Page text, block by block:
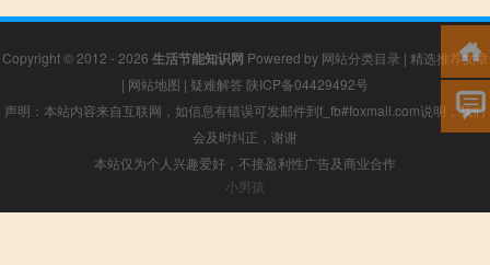
Copyright © 2012 - 2026 生活节能知识网 Powered by 网站分类目录 | 精选推荐文章
| 网站地图 | 疑难解答 陕ICP备04429492号
声明：本站内容来自互联网，如信息有错误可发邮件到f_fb#foxmail.com说明，我们
会及时纠正，谢谢
本站仅为个人兴趣爱好，不接盈利性广告及商业合作
小男孩